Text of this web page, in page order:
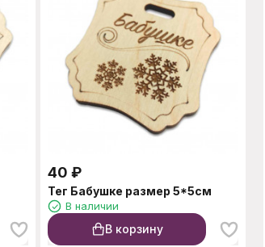
40 ₽
Тег Бабушке размер 5*5см
В наличии
В корзину